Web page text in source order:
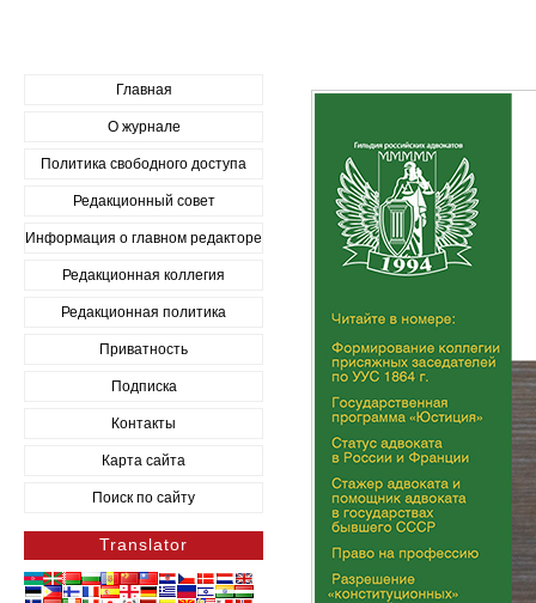
Главная
О журнале
Политика свободного доступа
Редакционный совет
Информация о главном редакторе
Редакционная коллегия
Редакционная политика
Приватность
Подписка
Контакты
Карта сайта
Поиск по сайту
Translator